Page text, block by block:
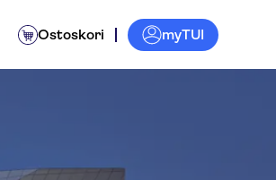
Ostoskori myTUI